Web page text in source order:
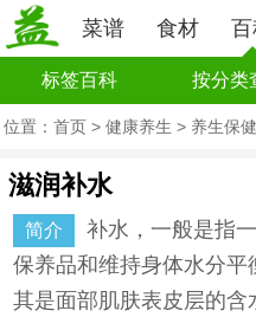
菜谱 食材
标签百科 按分类
位置： 首页 > 健康养生 > 养生保健
滋润补水
简介
补水，一般是指
保养品和维持身体水分
其是面部肌肤表皮层的